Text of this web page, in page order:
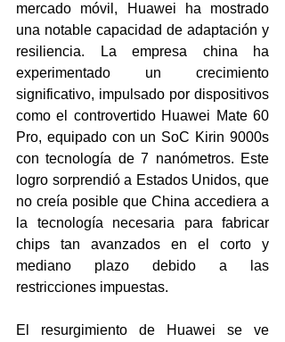
mercado móvil, Huawei ha mostrado
una notable capacidad de adaptación y
resiliencia. La empresa china ha
experimentado un crecimiento
significativo, impulsado por dispositivos
como el controvertido Huawei Mate 60
Pro, equipado con un SoC Kirin 9000s
con tecnología de 7 nanómetros. Este
logro sorprendió a Estados Unidos, que
no creía posible que China accediera a
la tecnología necesaria para fabricar
chips tan avanzados en el corto y
mediano plazo debido a las
restricciones impuestas.
El resurgimiento de Huawei se ve